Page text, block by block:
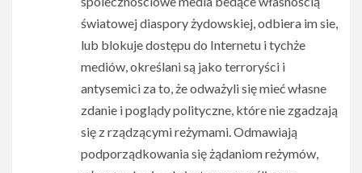
światowej diaspory żydowskiej, odbiera im sie,
lub blokuje dostępu do Internetu i tychże
mediów, określani są jako terroryści i
antysemici za to, że odważyli się mieć własne
zdanie i poglądy polityczne, które nie zgadzają
się z rządzącymi reżymami. Odmawiają
podporządkowania się żądaniom reżymów,